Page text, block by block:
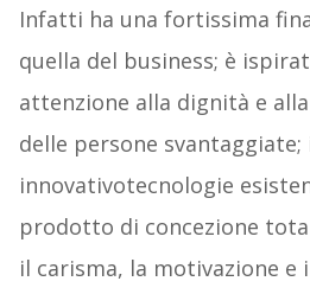
Infatti ha una fortissima
quella del business; è
attenzione alla dignità e
delle persone
innovativotecnologie
prodotto di concezione
il carisma, la motivazione e